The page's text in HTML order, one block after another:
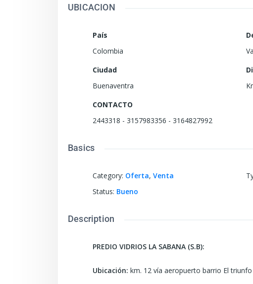
UBICACION
País
Colombia
Ciudad
Buenaventra
CONTACTO
2443318 - 3157983356 - 3164827992
Basics
Category: Oferta, Venta
Status: Bueno
Description
PREDIO VIDRIOS LA SABANA (S.B):
Ubicación: km. 12 vía aeropuerto barrio El triunfo